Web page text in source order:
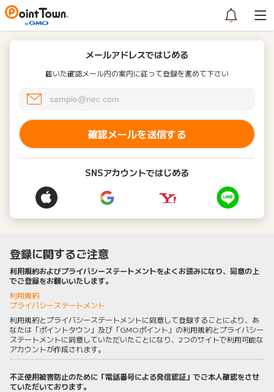
メールアドレスではじめる
届いた確認メール内の案内に従って登録を進めて下さい
確認メールを送信する
SNSアカウントではじめる
登録に関するご注意
利用規約およびプライバシーステートメントをよくお読みになり、同意の上
でご登録をお願いいたします。
利用規約
プライバシーステートメント
利用規約とプライバシーステートメントに同意して登録することにより、あ
なたは「ポイントタウン」及び「GMOポイント」の利用規約とプライバシー
ステートメントに同意していただいたことになり、2つのサイトで利用可能な
アカウントが作成されます。
不正使用被害防止のために「電話番号による発信認証」でご本人確認をさせ
ていただいております。